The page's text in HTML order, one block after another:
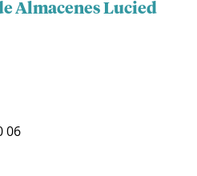
Almacenes Lucied
06